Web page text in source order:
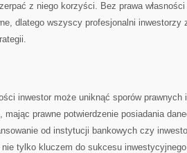
z niego korzyści. Bez prawa
dlatego wszyscy profesjonalni inwestorzy
inwestor może uniknąć sporów
mając prawne ⁢potwierdzenie⁤ posiadania
od instytucji bankowych czy
nie tylko kluczem do ⁣sukcesu‌